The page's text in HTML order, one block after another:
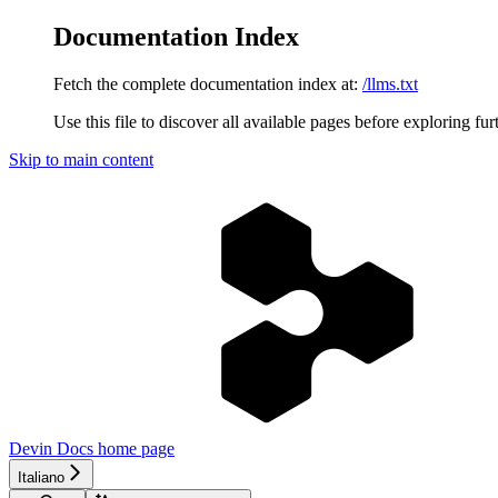
Documentation Index
Fetch the complete documentation index at: /llms.txt
Use this file to discover all available pages before exploring
Skip to main content
Devin Docs home page
Italiano